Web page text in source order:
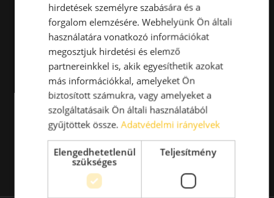
hirdetések személyre szabására és a
forgalom elemzésére. Webhelyünk Ön általi
használatára vonatkozó információkat
megosztjuk hirdetési és elemző
partnereinkkel is, akik egyesíthetik azokat
más információkkal, amelyeket Ön
biztosított számukra, vagy amelyeket a
szolgáltatásaik Ön általi használatából
gyűjtöttek össze.Adatvédelmi irányelvek
Elengedhetetlenül
szükséges
Teljesítmény